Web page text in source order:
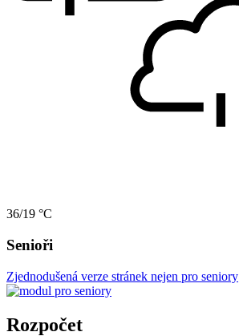
36/19 °C
Senioři
Zjednodušená verze stránek nejen pro seniory
Rozpočet